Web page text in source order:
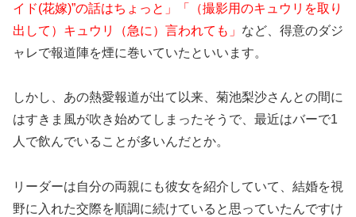
イド(花嫁)”の話はちょっと」「（撮影用のキュウリを取り
出して）キュウリ（急に）言われても」 など、得意のダジ
ャレで報道陣を煙に巻いていたといいます。
しかし、あの熱愛報道が出て以来、菊池梨沙さんとの間に
はすきま風が吹き始めてしまったそうで、最近はバーで1
人で飲んでいることが多いんだとか。
リーダーは自分の両親にも彼女を紹介していて、結婚を視
野に入れた交際を順調に続けていると思っていたんですけ